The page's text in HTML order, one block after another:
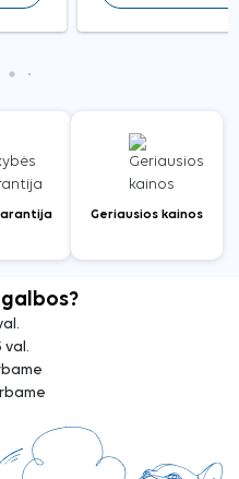
Geriausios kainos
val.